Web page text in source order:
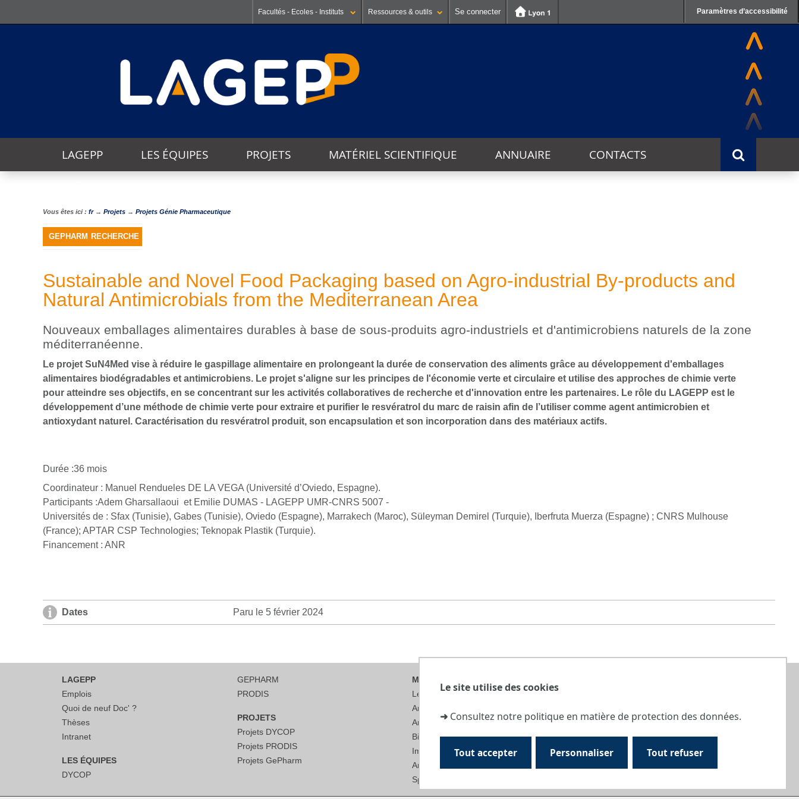
Paramètres d’accessibilité
Le site utilise des cookies
➜ Consultez notre politique en matière de protection des données.
Tout accepter Tout refuser
Personnaliser
Facultés - Ecoles - Instituts Ressources & outils Se connecter
LAGEPP LES ÉQUIPES PROJETS MATÉRIEL SCIENTIFIQUE ANNUAIRE CONTACTS
Vous êtes ici : fr→ Projets → Projets Génie Pharmaceutique
GEPHARM RECHERCHE
Sustainable and Novel Food Packaging based on Agro-industrial By-products and
Natural Antimicrobials from the Mediterranean Area
Nouveaux emballages alimentaires durables à base de sous-produits agro-industriels et d'antimicrobiens naturels de la zone
méditerranéenne.
Le projet SuN4Med vise à réduire le gaspillage alimentaire en prolongeant la durée de conservation des aliments grâce au développement d'emballages
alimentaires biodégradables et antimicrobiens. Le projet s'aligne sur les principes de l'économie verte et circulaire et utilise des approches de chimie verte
pour atteindre ses objectifs, en se concentrant sur les activités collaboratives de recherche et d'innovation entre les partenaires. Le rôle du LAGEPP est le
développement d’une méthode de chimie verte pour extraire et purifier le resvératrol du marc de raisin afin de l’utiliser comme agent antimicrobien et
antioxydant naturel. Caractérisation du resvératrol produit, son encapsulation et son incorporation dans des matériaux actifs.
Durée :36 mois
Coordinateur : Manuel Rendueles DE LA VEGA (Université d’Oviedo, Espagne).
Participants :Adem Gharsallaoui et Emilie DUMAS - LAGEPP UMR-CNRS 5007 -
Universités de : Sfax (Tunisie), Gabes (Tunisie), Oviedo (Espagne), Marrakech (Maroc), Süleyman Demirel (Turquie), Iberfruta Muerza (Espagne) ; CNRS Mulhouse
(France); APTAR CSP Technologies; Teknopak Plastik (Turquie).
Financement : ANR
Dates Paru le 5 février 2024
LAGEPP
Emplois
Quoi de neuf Doc' ?
Thèses
Intranet
LES ÉQUIPES
DYCOP
GEPHARM
PRODIS
PROJETS
Projets DYCOP
Projets PRODIS
Projets GePharm
MATÉRIEL SCIENTIFIQUE
Les plateformes de recherche
Analyses et contrôles physico-chimiques
Analyses thermiques
Bioproduction
Imageries
Analyses séparatives
Spectroscopie
ANNUAIRE